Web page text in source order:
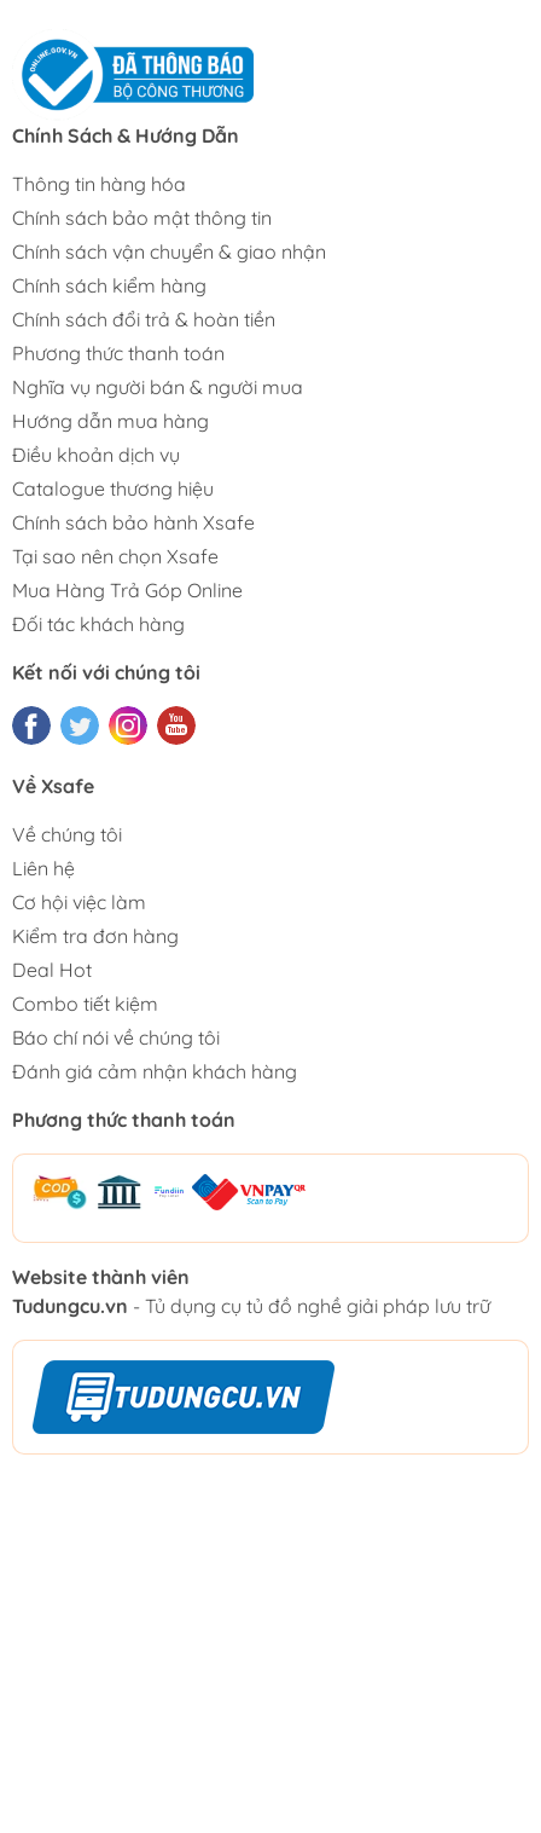
Chính Sách & Hướng Dẫn
Thông tin hàng hóa
Chính sách bảo mật thông tin
Chính sách vận chuyển & giao nhận
Chính sách kiểm hàng
Chính sách đổi trả & hoàn tiền
Phương thức thanh toán
Nghĩa vụ người bán & người mua
Hướng dẫn mua hàng
Điều khoản dịch vụ
Catalogue thương hiệu
Chính sách bảo hành Xsafe
Tại sao nên chọn Xsafe
Mua Hàng Trả Góp Online
Đối tác khách hàng
Kết nối với chúng tôi
Về Xsafe
Về chúng tôi
Liên hệ
Cơ hội việc làm
Kiểm tra đơn hàng
Deal Hot
Combo tiết kiệm
Báo chí nói về chúng tôi
Đánh giá cảm nhận khách hàng
Phương thức thanh toán
Website thành viên
Tudungcu.vn - Tủ dụng cụ tủ đồ nghề giải pháp lưu trữ